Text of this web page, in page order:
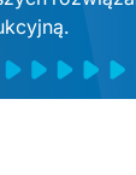
- sklep